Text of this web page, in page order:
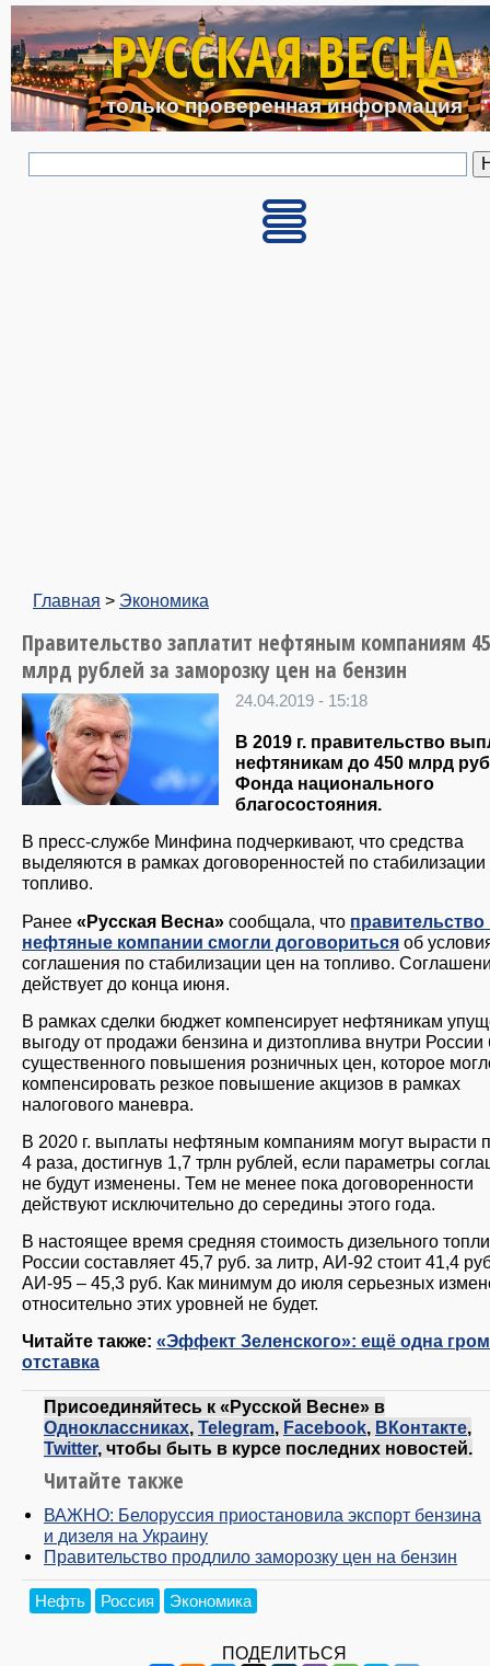
Перейти к основному
РУССКАЯ ВЕСНА
только проверенная информация
Главная > Экономика
Правительство заплатит нефтяным компаниям
млрд рублей за заморозку цен на бензин
24.04.2019 - 15:18
В 2019 г. правительство
нефтяникам до 450 млрд
Фонда национального
благосостояния.
В пресс-службе Минфина подчеркивают, что средства
выделяются в рамках договоренностей по
топливо.
Ранее «Русская Весна» сообщала, что правительство
нефтяные компании смогли договориться об
соглашения по стабилизации цен на топливо.
действует до конца июня.
В рамках сделки бюджет компенсирует нефтяникам
выгоду от продажи бензина и дизтоплива внутри России
существенного повышения розничных цен, которое
компенсировать резкое повышение акцизов в рамках
налогового маневра.
В 2020 г. выплаты нефтяным компаниям могут вырасти
4 раза, достигнув 1,7 трлн рублей, если параметры
не будут изменены. Тем не менее пока договоренности
действуют исключительно до середины этого года.
В настоящее время средняя стоимость дизельного
России составляет 45,7 руб. за литр, АИ-92 стоит 41,4
АИ-95 – 45,3 руб. Как минимум до июля серьезных
относительно этих уровней не будет.
Читайте также: «Эффект Зеленского»: ещё одна
отставка
Присоединяйтесь к «Русской Весне» в
Одноклассниках Telegram Facebook ВКонтакте
Twitter, чтобы быть в курсе последних новостей.
Читайте также
ВАЖНО: Белоруссия приостановила экспорт бензина
и дизеля на Украину
Правительство продлило заморозку цен на бензин
Нефть Россия Экономика
ПОДЕЛИТЬСЯ